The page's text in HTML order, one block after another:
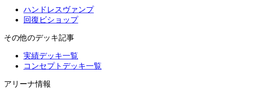
ハンドレスヴァンプ
回復ビショップ
その他のデッキ記事
実績デッキ一覧
コンセプトデッキ一覧
アリーナ情報